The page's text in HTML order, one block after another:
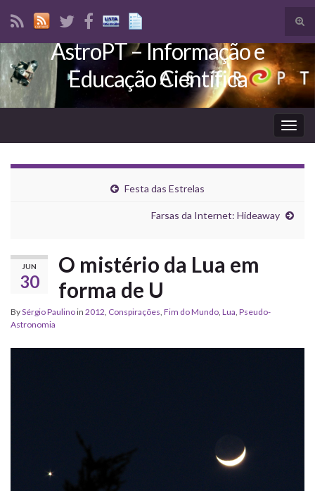
Search for:
AstroPT – Informação e
Educação Científica
Festa das Estrelas
Farsas da Internet: Hideaway
JUN
30
O mistério da Lua em
forma de U
BySérgio Paulinoin 2012, Conspirações, Fim do Mundo, Lua, Pseudo-
Astronomia